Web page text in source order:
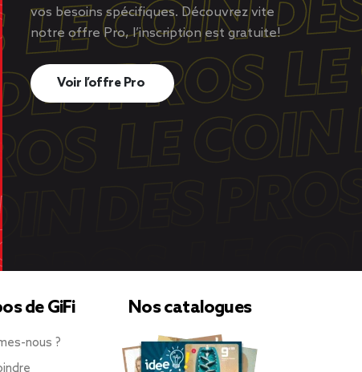
vos besoins spécifiques. Découvrez vite
notre offre Pro, l’inscription est gratuite!
Voir l’offre Pro
de GiFi
nous ?
Nos catalogues